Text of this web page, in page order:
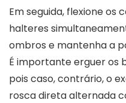
Em seguida, flexione os
halteres
ombros e mantenha a
É importante erguer os
pois caso, contrário, o
rosca direta alternada